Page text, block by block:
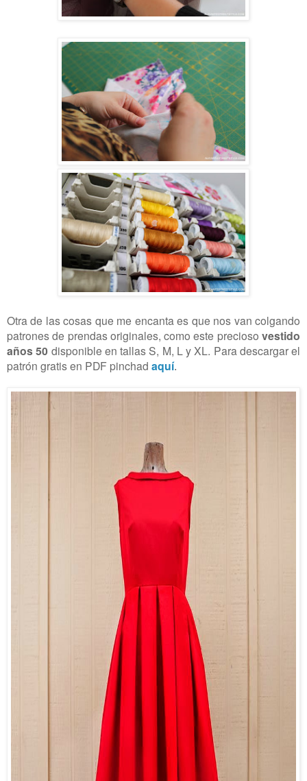
Otra de las cosas que me encanta es que nos van colgando
patrones de prendas originales, como este precioso vestido
años 50 disponible en tallas S, M, L y XL. Para descargar el
patrón gratis en PDF pinchad aquí.